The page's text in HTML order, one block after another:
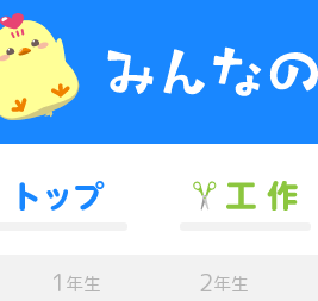
1 年生 2年生